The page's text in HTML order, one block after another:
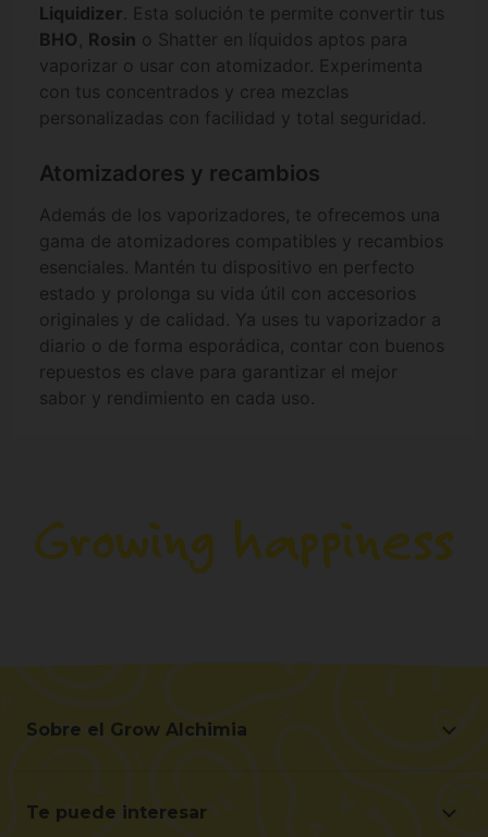
Liquidizer . Esta solución te permite convertir tus
BHO Rosin o Shatter en líquidos aptos para
vaporizar o usar con atomizador. Experimenta
con tus concentrados y crea mezclas
personalizadas con facilidad y total seguridad.
Atomizadores y recambios
Además de los vaporizadores, te ofrecemos una
gama de atomizadores compatibles y recambios
esenciales. Mantén tu dispositivo en perfecto
estado y prolonga su vida útil con accesorios
originales y de calidad. Ya uses tu vaporizador a
diario o de forma esporádica, contar con buenos
repuestos es clave para garantizar el mejor
sabor y rendimiento en cada uso.
Sobre el Grow Alchimia
Situación y Contacto
Te puede interesar